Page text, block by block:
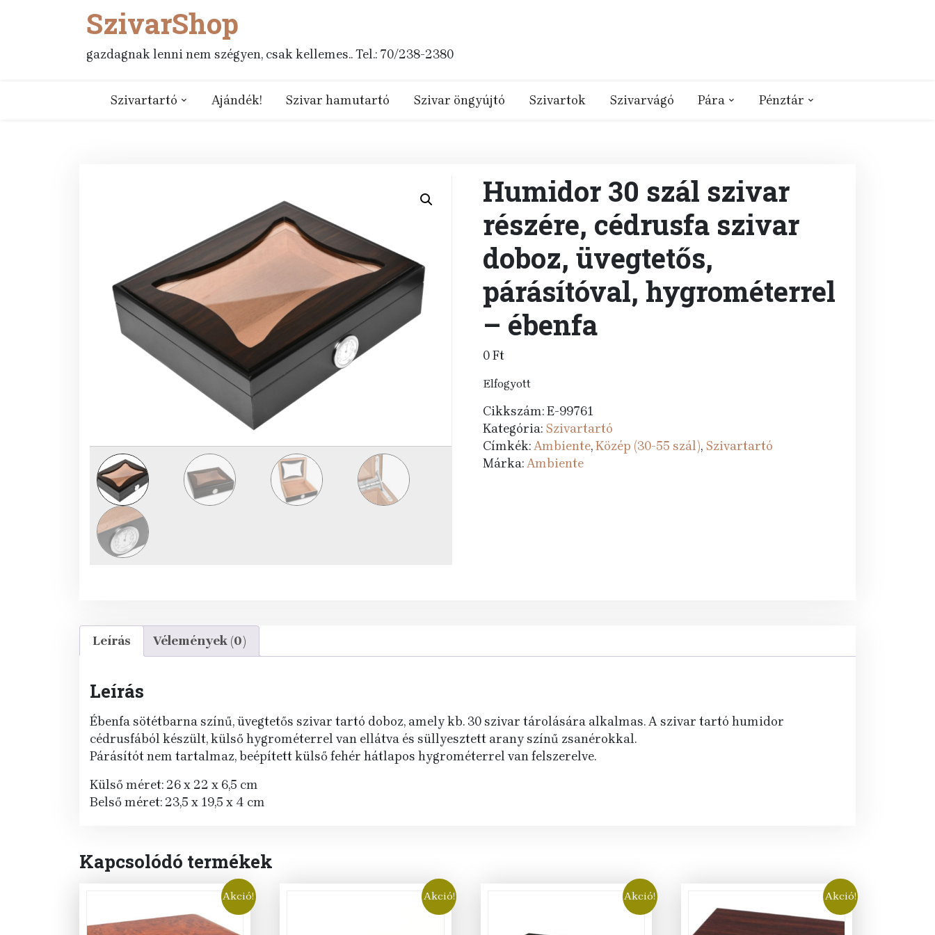
SzivarShop
gazdagnak lenni nem szégyen, csak kellemes.. Tel.: 70/238-2380
Szivartartó Ajándék! Szivar hamutartó Szivar öngyújtó Szivartok Szivarvágó Pára Pénztár
Humidor 30 szál szivar
részére, cédrusfa szivar
doboz, üvegtetős,
párásítóval, hygrométerrel
– ébenfa
0Ft
Elfogyott
Cikkszám:E-99761
Kategória: Szivartartó
Címkék:Ambiente,Közép (30-55 szál), Szivartartó
Márka:Ambiente
Leírás Vélemények (0)
Leírás
Ébenfa sötétbarna színű, üvegtetős szivar tartó doboz, amely kb. 30 szivar tárolására alkalmas. A szivar tartó humidor
cédrusfából készült, külső hygrométerrel van ellátva és süllyesztett arany színű zsanérokkal.
Párásítót nem tartalmaz, beépített külső fehér hátlapos hygrométerrel van felszerelve.
Külső méret: 26 x 22 x 6,5 cm
Belső méret: 23,5 x 19,5 x 4 cm
Kapcsolódó termékek
Akció! Akció! Akció! Akció!